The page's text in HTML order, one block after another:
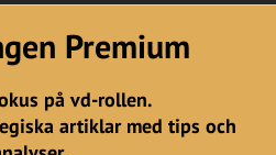
Premium
på vd-rollen.
artiklar med tips och